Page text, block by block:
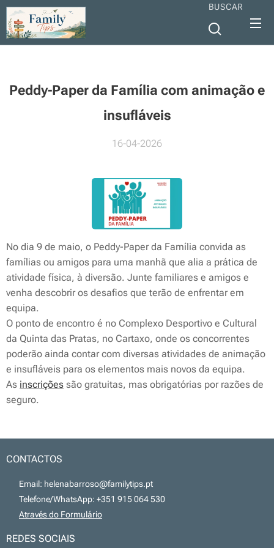
BUSCAR
Peddy-Paper da Família com animação e
insufláveis
16-04-2026
No dia 9 de maio, o Peddy-Paper da Família convida as
famílias ou amigos para uma manhã que alia a prática de
atividade física, à diversão. Junte familiares e amigos e
venha descobrir os desafios que terão de enfrentar em
equipa.
O ponto de encontro é no Complexo Desportivo e Cultural
da Quinta das Pratas, no Cartaxo, onde os concorrentes
poderão ainda contar com diversas atividades de animação
e insufláveis para os elementos mais novos da equipa.
As inscrições são gratuitas, mas obrigatórias por razões de
seguro.
CONTACTOS
📧 Email: helenabarroso@familytips.pt
📞 Telefone/WhatsApp: +351 915 064 530
Através do Formulário
REDES SOCIAIS